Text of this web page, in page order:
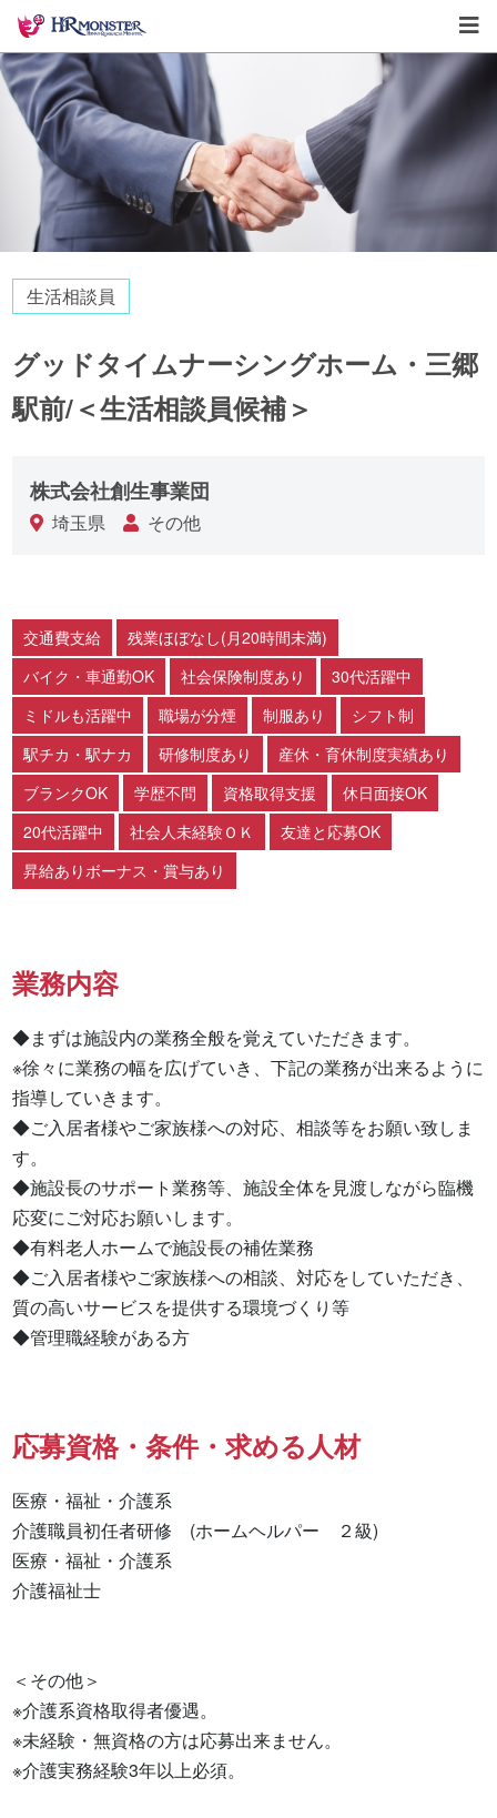
生活相談員
グッドタイムナーシングホーム・三郷
駅前/＜生活相談員候補＞
株式会社創生事業団
埼玉県 その他
交通費支給
残業ほぼなし(月20時間未満)
バイク・車通勤OK
社会保険制度あり
30代活躍中
ミドルも活躍中
職場が分煙 制服あり
シフト制
駅チカ・駅ナカ
研修制度あり
産休・育休制度実績あり
ブランクOK
学歴不問 資格取得支援
休日面接OK
20代活躍中
社会人未経験ＯＫ
友達と応募OK
昇給ありボーナス・賞与あり
業務内容
◆まずは施設内の業務全般を覚えていただきます。
※徐々に業務の幅を広げていき、下記の業務が出来るように
指導していきます。
◆ご入居者様やご家族様への対応、相談等をお願い致しま
す。
◆施設長のサポート業務等、施設全体を見渡しながら臨機
応変にご対応お願いします。
◆有料老人ホームで施設長の補佐業務
◆ご入居者様やご家族様への相談、対応をしていただき、
質の高いサービスを提供する環境づくり等
◆管理職経験がある方
応募資格・条件・求める人材
医療・福祉・介護系
介護職員初任者研修　(ホームヘルパー　２級)
医療・福祉・介護系
介護福祉士
＜その他＞
※介護系資格取得者優遇。
※未経験・無資格の方は応募出来ません。
※介護実務経験3年以上必須。